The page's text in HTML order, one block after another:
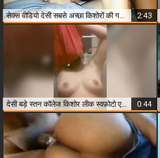
सेक्स वीडियो देसी सबसे अच्छा किशोरों की गर्म कट्टर सत्र 2:43
देसी बड़े स्तन कॉलेज किशोर लीक स्वफ़ोटो एमएमएस 0:44